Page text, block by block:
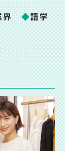
界◆語学